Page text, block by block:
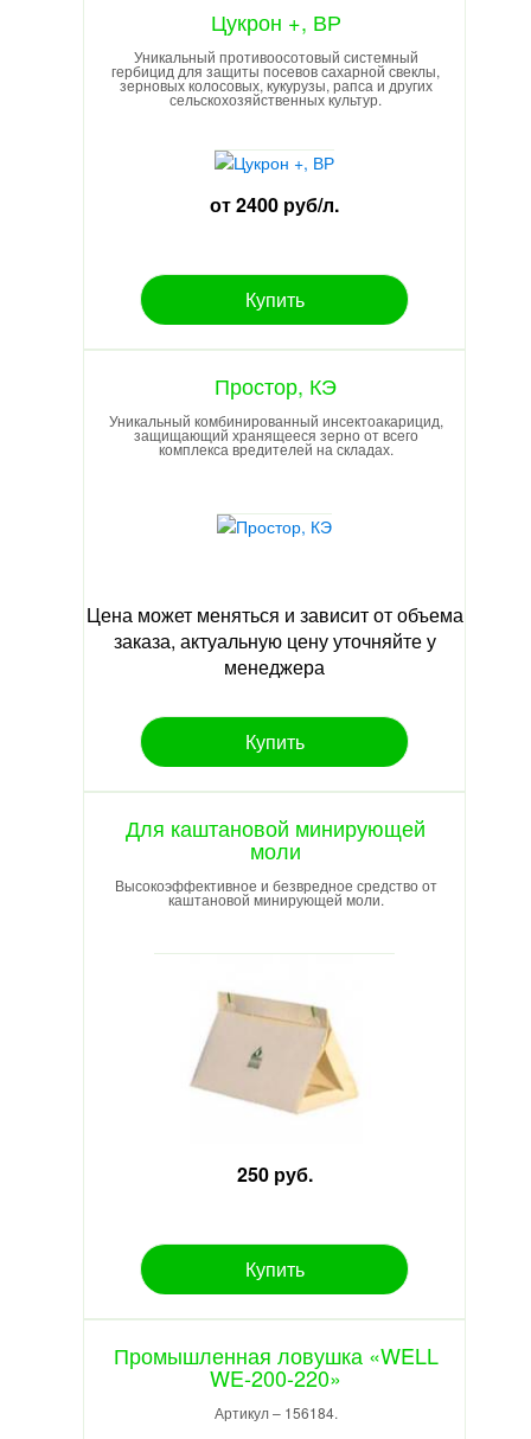
Цукрон +, ВР
Уникальный противоосотовый системный
гербицид для защиты посевов сахарной свеклы,
зерновых колосовых, кукурузы, рапса и других
сельскохозяйственных культур.
от 2400 руб/л.
Купить
Простор, КЭ
Уникальный комбинированный инсектоакарицид,
защищающий хранящееся зерно от всего
комплекса вредителей на складах.
Цена может меняться и зависит от объема
заказа, актуальную цену уточняйте у
менеджера
Купить
Для каштановой минирующей
моли
Высокоэффективное и безвредное средство от
каштановой минирующей моли.
250 руб.
Купить
Промышленная ловушка «WELL
WE-200-220»
Артикул – 156184.